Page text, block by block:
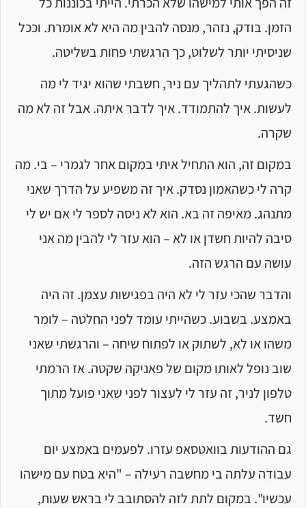
הזמן. בודק, נזהר, מנסה להבין מה היא לא אומרת. וככל
שניסיתי יותר לשלוט, כך הרגשתי פחות בשליטה.
כשהגעתי לתהליך עם ניר, חשבתי שהוא יגיד לי מה
לעשות. איך להתמודד. איך לדבר איתה. אבל זה לא מה
שקרה.
במקום זה, הוא התחיל איתי במקום אחר לגמרי – בי. מה
קרה לי כשהאמון נסדק. איך זה משפיע על הדרך שאני
מתנהג. מאיפה זה בא. הוא לא ניסה לספר לי אם יש לי
סיבה להיות חשדן או לא – הוא עזר לי להבין מה אני
עושה עם הרגש הזה.
והדבר שהכי עזר לי לא היה בפגישות עצמן. זה היה
באמצע. בשבוע. כשהייתי עומד לפני החלטה – לומר
משהו או לא, לשתוק או לפתוח שיחה – והרגשתי שאני
שוב נופל לאותו מקום של פאניקה שקטה. אז הרמתי
טלפון לניר, זה עזר לי לעצור לפני שאני פועל מתוך
חשד.
גם ההודעות בוואטסאפ עזרו. לפעמים באמצע יום
עבודה עלתה בי מחשבה רעילה – "היא בטח עם מישהו
עכשיו". במקום לתת לזה להסתובב לי בראש שעות,